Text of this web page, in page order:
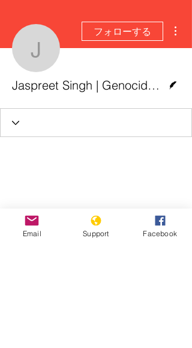
Jaspreet Singh
フォローする
Jaspreet Singh | Genocide Watch
Email Support Facebook